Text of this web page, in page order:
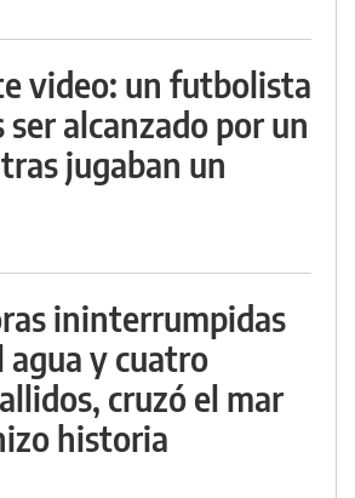
video: un futbolista
alcanzado por un
jugaban un
ininterrumpidas
y cuatro
cruzó el mar
historia